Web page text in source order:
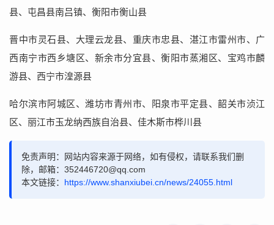
县、屯昌县南吕镇、衡阳市衡山县
晋中市灵石县、大理云龙县、重庆市忠县、湛江市雷州市、广
西南宁市西乡塘区、新余市分宜县、衡阳市蒸湘区、宝鸡市麟
游县、西宁市湟源县
哈尔滨市阿城区、潍坊市青州市、阳泉市平定县、韶关市浈江
区、丽江市玉龙纳西族自治县、佳木斯市桦川县
免责声明：网站内容来源于网络，如有侵权，请联系我们删
除，邮箱：352446720@qq.com
本文链接： https://www.shanxiubei.cn/news/24055.html